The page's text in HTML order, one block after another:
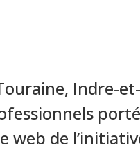
Indre-
web de